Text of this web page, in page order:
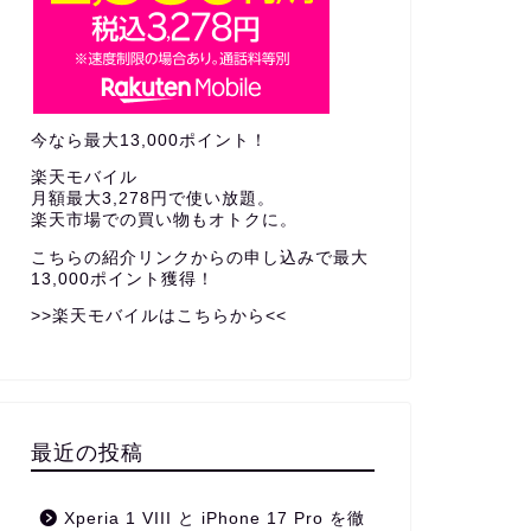
今なら最大13,000ポイント！
楽天モバイル
月額最大3,278円で使い放題。
楽天市場での買い物もオトクに。
こちらの紹介リンクからの申し込みで最大
13,000ポイント獲得！
>>楽天モバイルはこちらから<<
最近の投稿
Xperia 1 VIII と iPhone 17 Pro を徹